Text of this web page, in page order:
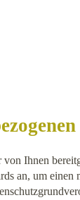
Ihnen
an, um